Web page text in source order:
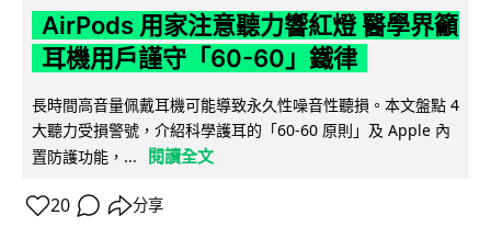
AirPods 用家注意聽力響紅燈 醫學界籲
耳機用戶謹守「60-60」鐵律
長時間高音量佩戴耳機可能導致永久性噪音性聽損。本文盤點 4
大聽力受損警號，介紹科學護耳的「60-60 原則」及 Apple 內
置防護功能，...
閱讀全文
20 分享